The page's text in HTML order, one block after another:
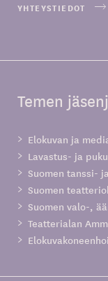
YHTEYSTIEDOT
Temen
Elokuvan ja
Lavastus- ja
Suomen tanssi-
Suomen
Suomen valo-,
Teatterialan